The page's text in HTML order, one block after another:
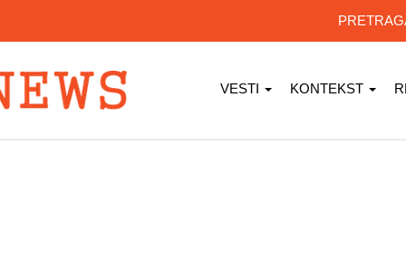
VESTI KONTEKST